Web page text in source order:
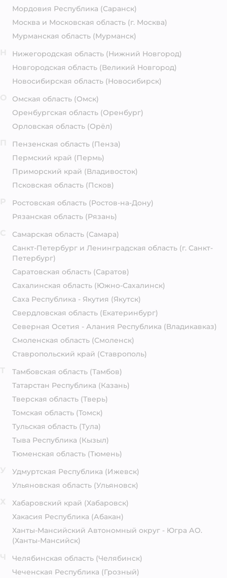
Мордовия Республика (Саранск)
Москва и Московская область (г. Москва)
Мурманская область (Мурманск)
Нижегородская область (Нижний Новгород)
Новгородская область (Великий Новгород)
Новосибирская область (Новосибирск)
Омская область (Омск)
Оренбургская область (Оренбург)
Орловская область (Орёл)
Пензенская область (Пенза)
Пермский край (Пермь)
Приморский край (Владивосток)
Псковская область (Псков)
Ростовская область (Ростов-на-Дону)
Рязанская область (Рязань)
Самарская область (Самара)
Санкт-Петербург и Ленинградская область (г. Санкт-
Петербург)
Саратовская область (Саратов)
Сахалинская область (Южно-Сахалинск)
Саха Республика - Якутия (Якутск)
Свердловская область (Екатеринбург)
Северная Осетия - Алания Республика (Владикавказ)
Смоленская область (Смоленск)
Ставропольский край (Ставрополь)
Тамбовская область (Тамбов)
Татарстан Республика (Казань)
Тверская область (Тверь)
Томская область (Томск)
Тульская область (Тула)
Тыва Республика (Кызыл)
Тюменская область (Тюмень)
Удмуртская Республика (Ижевск)
Ульяновская область (Ульяновск)
Хабаровский край (Хабаровск)
Хакасия Республика (Абакан)
Ханты-Мансийский Автономный округ - Югра АО.
(Ханты-Мансийск)
Челябинская область (Челябинск)
Чеченская Республика (Грозный)